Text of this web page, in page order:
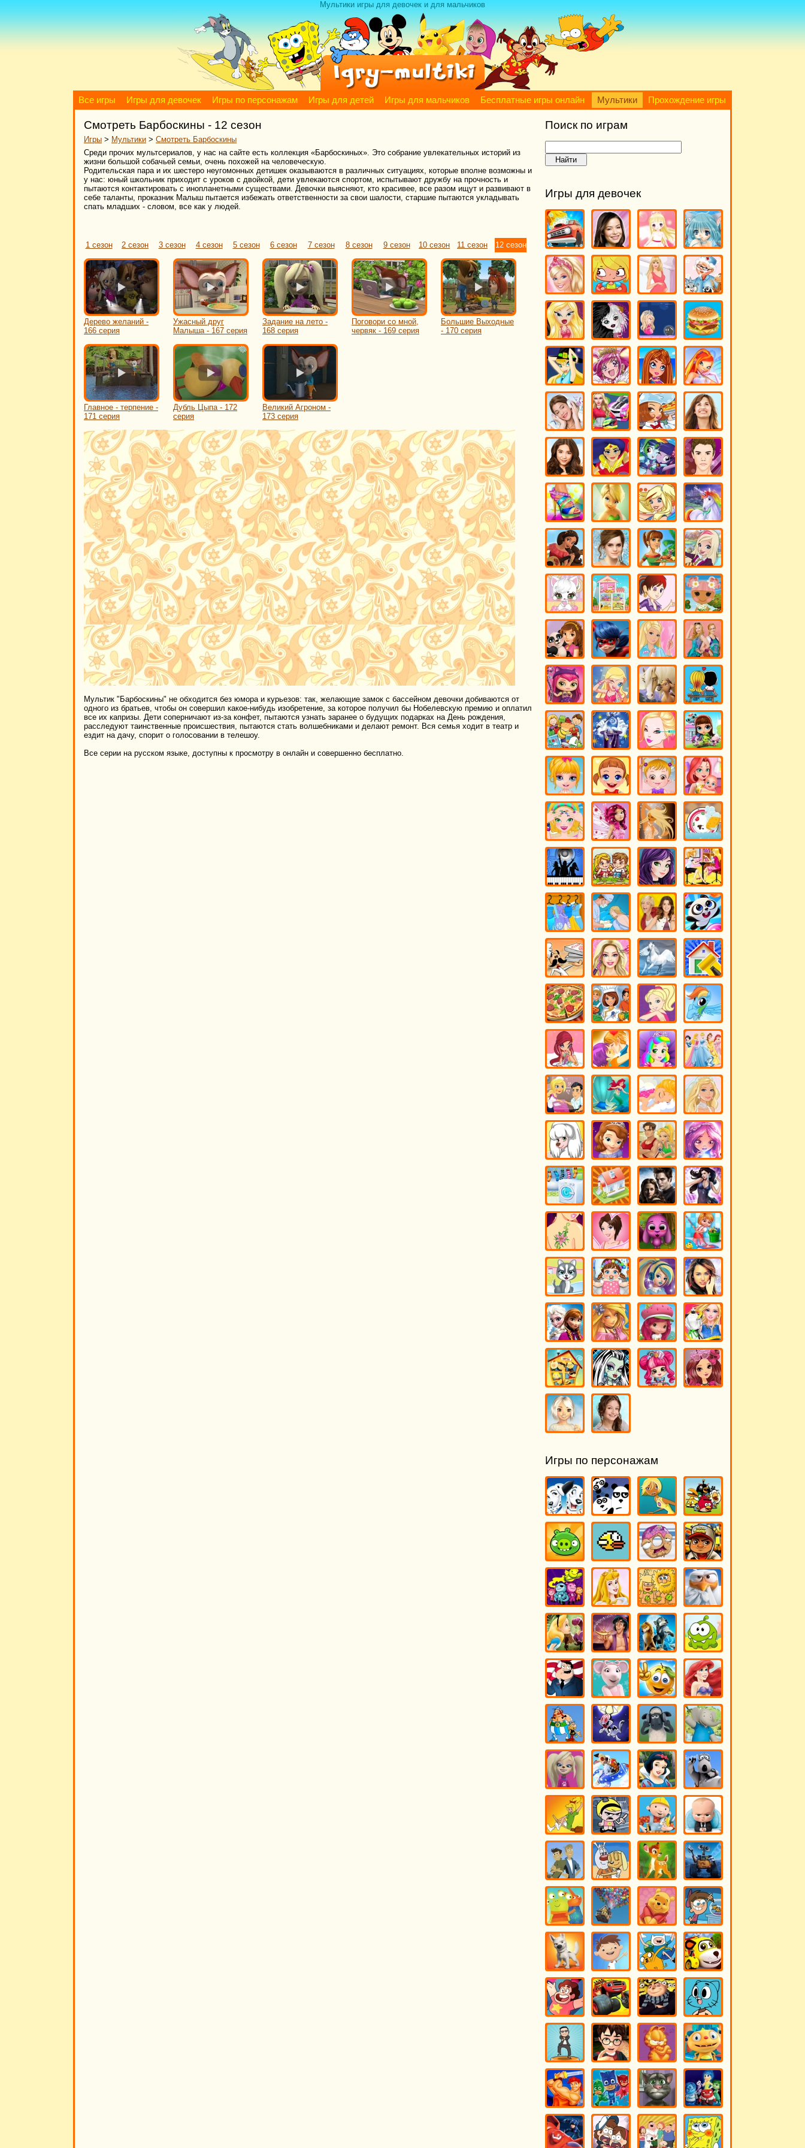
Мультики игры для девочек и для мальчиков
Все игры Игры для девочек Игры по персонажам Игры для детей Игры для мальчиков Бесплатные игры онлайн Мультики Прохождение игры
Смотреть Барбоскины - 12 сезон
Игры > Мультики > Смотреть Барбоскины
Среди прочих мультсериалов, у нас на сайте есть коллекция «Барбоскиных». Это собрание увлекательных историй из
жизни большой собачьей семьи, очень похожей на человеческую.
Родительская пара и их шестеро неугомонных детишек оказываются в различных ситуациях, которые вполне возможны и
у нас: юный школьник приходит с уроков с двойкой, дети увлекаются спортом, испытывают дружбу на прочность и
пытаются контактировать с инопланетными существами. Девочки выясняют, кто красивее, все разом ищут и развивают в
себе таланты, проказник Малыш пытается избежать ответственности за свои шалости, старшие пытаются укладывать
спать младших - словом, все как у людей.
1 сезон 2 сезон 3 сезон 4 сезон 5 сезон 6 сезон 7 сезон 8 сезон 9 сезон 10 сезон 11 сезон 12 сезон
Дерево желаний -
166 серия
Ужасный друг
Малыша - 167 серия
Задание на лето -
168 серия
Поговори со мной,
червяк - 169 серия
Большие Выходные
- 170 серия
Главное - терпение -
171 серия
Дубль Цыпа - 172
серия
Великий Агроном -
173 серия
Мультик "Барбоскины" не обходится без юмора и курьезов: так, желающие замок с бассейном девочки добиваются от
одного из братьев, чтобы он совершил какое-нибудь изобретение, за которое получил бы Нобелевскую премию и оплатил
все их капризы. Дети соперничают из-за конфет, пытаются узнать заранее о будущих подарках на День рождения,
расследуют таинственные происшествия, пытаются стать волшебниками и делают ремонт. Вся семья ходит в театр и
ездит на дачу, спорит о голосовании в телешоу.
Все серии на русском языке, доступны к просмотру в онлайн и совершенно бесплатно.
Поиск по играм
Игры для девочек
Игры по персонажам